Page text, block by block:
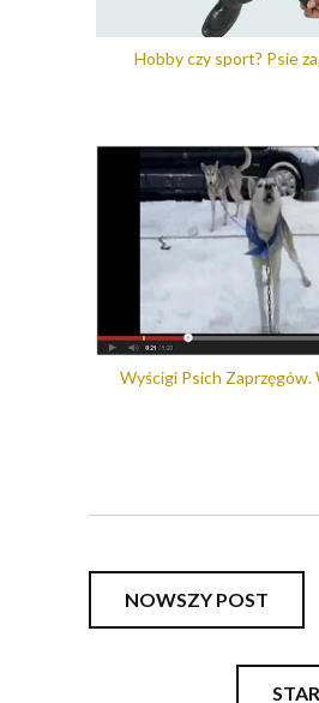
Hobby czy sport? Psie
Wyścigi Psich Zaprzęgów.
NOWSZY POST